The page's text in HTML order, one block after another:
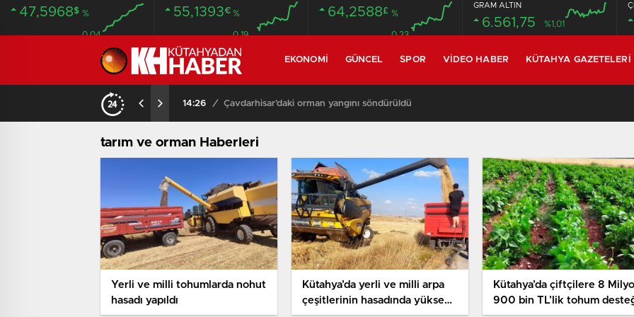
47,5968$ %
0.04
55,1393€ %
0.19
64,2588£ %
0.23
GRAM ALTIN
6.561,75 %1,01
EKONOMI GÜNCEL SPOR VIDEO HABER KÜTAHYA GAZETELERI
14:26 / Çavdarhisar’daki orman yangını söndürüldü
tarım ve orman Haberleri
Yerli ve milli tohumlarda nohut
hasadı yapıldı
Kütahya’da yerli ve milli arpa
çeşitlerinin hasadında yüksek
Kütahya’da çiftçilere 8
900 bin TL’lik tohum